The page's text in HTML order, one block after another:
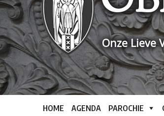
Onze Lieve
HOME AGENDA PAROCHIE